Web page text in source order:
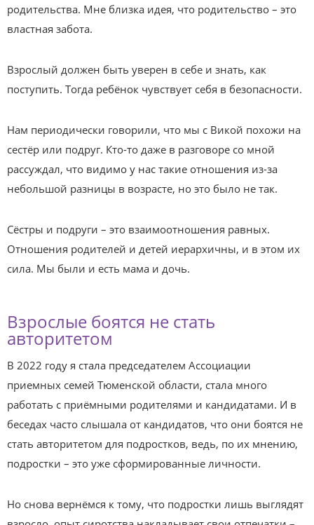
родительства. Мне близка идея, что родительство – это
властная забота.
Взрослый должен быть уверен в себе и знать, как
поступить. Тогда ребёнок чувствует себя в безопасности.
Нам периодически говорили, что мы с Викой похожи на
сестёр или подруг. Кто-то даже в разговоре со мной
рассуждал, что видимо у нас такие отношения из-за
небольшой разницы в возрасте, но это было не так.
Сёстры и подруги – это взаимоотношения равных.
Отношения родителей и детей иерархичны, и в этом их
сила. Мы были и есть мама и дочь.
Взрослые боятся не стать
авторитетом
В 2022 году я стала председателем Ассоциации
приемных семей Тюменской области, стала много
работать с приёмными родителями и кандидатами. И в
беседах часто слышала от кандидатов, что они боятся не
стать авторитетом для подростков, ведь, по их мнению,
подростки – это уже сформированные личности.
Но снова вернёмся к тому, что подростки лишь выглядят